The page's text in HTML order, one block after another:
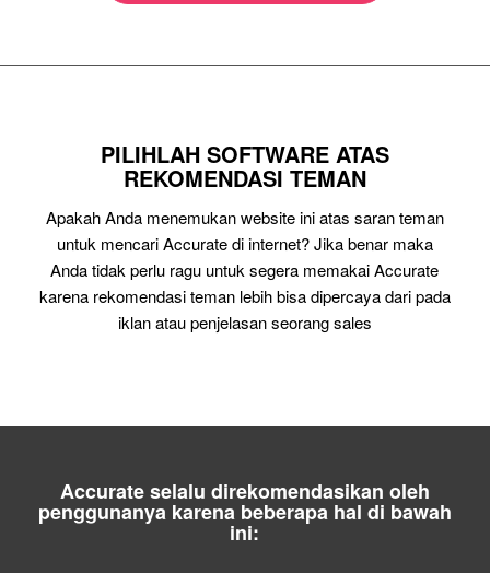
PILIHLAH SOFTWARE ATAS
REKOMENDASI TEMAN
Apakah Anda menemukan website ini atas saran teman
untuk mencari Accurate di internet? Jika benar maka
Anda tidak perlu ragu untuk segera memakai Accurate
karena rekomendasi teman lebih bisa dipercaya dari pada
iklan atau penjelasan seorang sales
Accurate selalu direkomendasikan oleh
penggunanya karena beberapa hal di bawah
ini: